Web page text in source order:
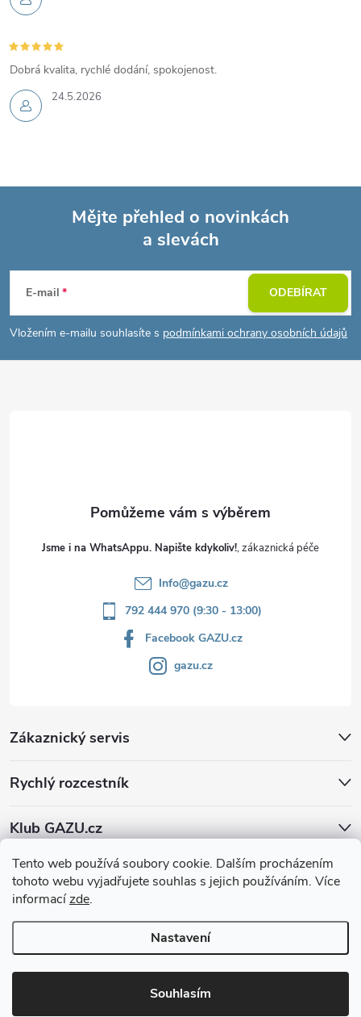
Tento web používá soubory cookie. Dalším procházením
tohoto webu vyjadřujete souhlas s jejich používáním. Více
informacízde.
Nastavení
Souhlasím
24.5.2026
Dobrá kvalita, rychlé dodání, spokojenost.
p
Mějte přehled o novinkách
a slevách
E-mail
Vložením e-mailu souhlasíte s podmínkami ochrany osobních údajů
ODEBÍRAT
Jsme i na WhatsAppu. Napište kdykoliv!
Info@gazu.cz
792 444 970 (9:30 - 13:00)
Facebook GAZU.cz
gazu.cz
Zákaznický servis
Rychlý rozcestník
Klub GAZU.cz
Copyright 2026GAZU.cz | moderní koberce. Všechna práva vyhrazena.